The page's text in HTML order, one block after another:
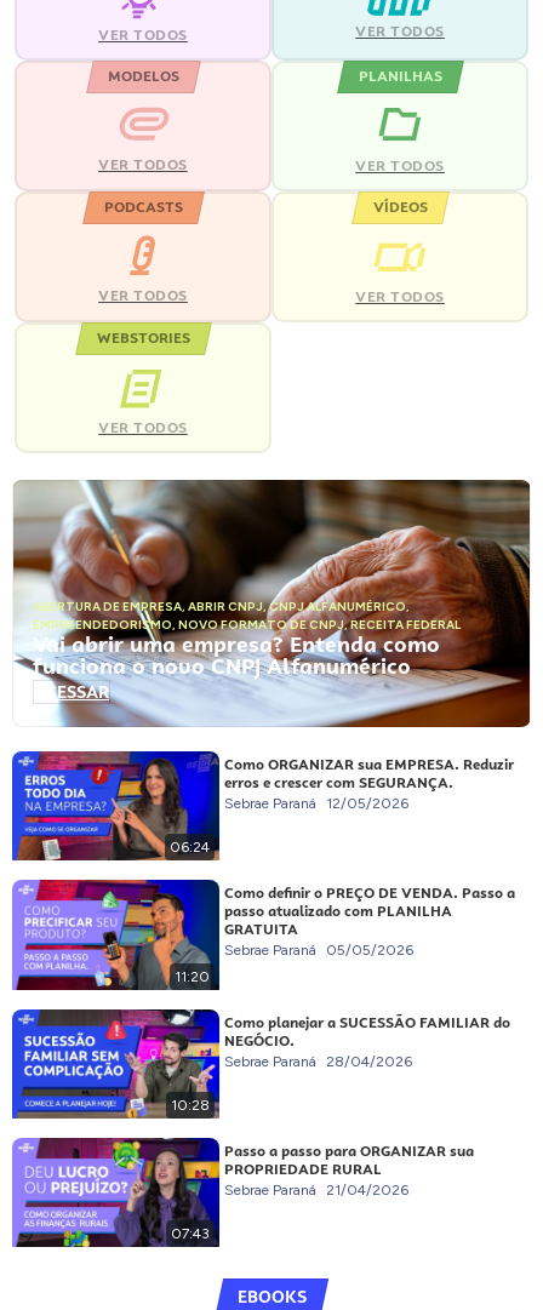
VER TODOS VER TODOS
MODELOS
VER TODOS
PLANILHAS
VER TODOS
PODCASTS
VER TODOS
VÍDEOS
VER TODOS
WEBSTORIES
VER TODOS
ABERTURA DE EMPRESA, ABRIR CNPJ,CNPJ ALFANUMÉRICO,
EMPREENDEDORISMO, NOVO FORMATO DE CNPJ,RECEITA FEDERAL
Vai abrir uma empresa? Entenda como
funciona o novo CNPJ Alfanumérico
ACESSAR
06:24
Como ORGANIZAR sua EMPRESA. Reduzir
erros e crescer com SEGURANÇA.
Sebrae Paraná 12/05/2026
11:20
Como definir o PREÇO DE VENDA. Passo a
passo atualizado com PLANILHA
GRATUITA
Sebrae Paraná 05/05/2026
10:28
Como planejar a SUCESSÃO FAMILIAR do
NEGÓCIO.
Sebrae Paraná 28/04/2026
07:43
Passo a passo para ORGANIZAR sua
PROPRIEDADE RURAL
Sebrae Paraná 21/04/2026
EBOOKS